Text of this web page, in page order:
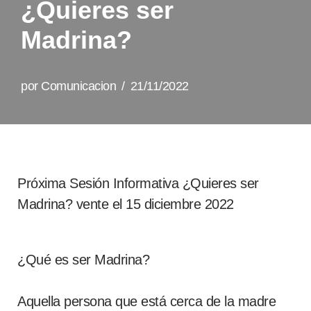
¿Quieres ser
Madrina?
por Comunicacion 21/11/2022
Próxima Sesión Informativa ¿Quieres ser
Madrina? vente el 15 diciembre 2022
¿Qué es ser Madrina?
Aquella persona que está cerca de la madre